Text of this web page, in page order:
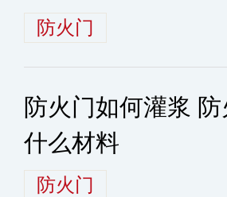
防火门
防火门如何灌浆
什么材料
防火门